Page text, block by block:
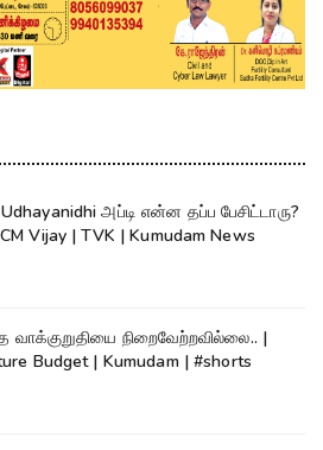
அப்டி என்ன தப்ப பேசிட்டாரு?
Vijay | TVK | Kumudam News
வாக்குறுதியை நிறைவேற்றவில்லை.. |
Budget | Kumudam | #shorts